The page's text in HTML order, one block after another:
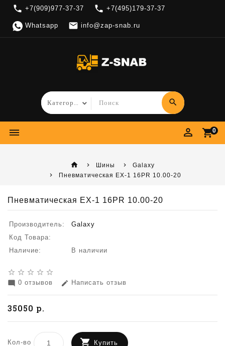
local_phone +7(909)977-37-37 local_phone +7(495)179-37-37
Whatsapp  info@zap-snab.ru
search
perm_identity shopping_cart0
dehaze
home Шины
Galaxy
Пневматическая EX-1 16PR 10.00-20
Пневматическая EX-1 16PR 10.00-20
Производитель:
Galaxy
Код Товара:
Наличие:
В наличии
star_border star_border star_border star_border star_border
mode_comment
0 отзывов edit Написать отзыв
35050 р.
Кол-во Купить